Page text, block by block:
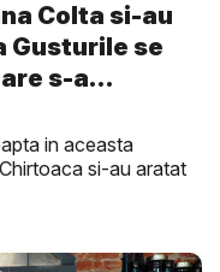
Colta si-au
Gusturile se
s-a
in aceasta
si-au aratat